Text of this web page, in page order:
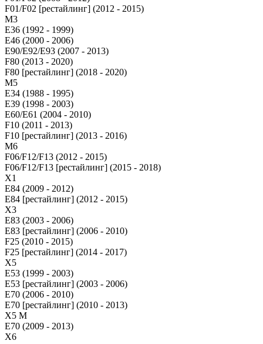
F01/F02 [рестайлинг] (2012 - 2015)
M3
E36 (1992 - 1999)
E46 (2000 - 2006)
E90/E92/E93 (2007 - 2013)
F80 (2013 - 2020)
F80 [рестайлинг] (2018 - 2020)
М5
E34 (1988 - 1995)
E39 (1998 - 2003)
E60/E61 (2004 - 2010)
F10 (2011 - 2013)
F10 [рестайлинг] (2013 - 2016)
M6
F06/F12/F13 (2012 - 2015)
F06/F12/F13 [рестайлинг] (2015 - 2018)
X1
E84 (2009 - 2012)
E84 [рестайлинг] (2012 - 2015)
X3
E83 (2003 - 2006)
E83 [рестайлинг] (2006 - 2010)
F25 (2010 - 2015)
F25 [рестайлинг] (2014 - 2017)
X5
E53 (1999 - 2003)
E53 [рестайлинг] (2003 - 2006)
E70 (2006 - 2010)
E70 [рестайлинг] (2010 - 2013)
X5 M
E70 (2009 - 2013)
X6